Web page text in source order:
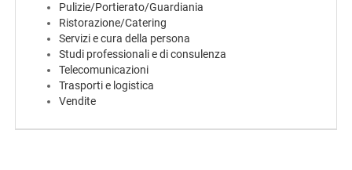
PT
Pulizie/Portierato/Guardiania
Ristorazione/Catering
Servizi e cura della persona
Studi professionali e di consulenza
Telecomunicazioni
Trasporti e logistica
Vendite